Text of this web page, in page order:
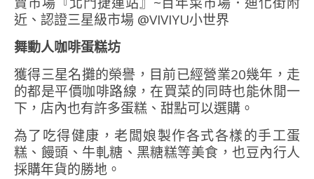
舞動人咖啡蛋糕坊
獲得三星名攤的榮譽，目前已經營業20幾年，走
的都是平價咖啡路線，在買菜的同時也能休閒一
下，店內也有許多蛋糕、甜點可以選購。
為了吃得健康，老闆娘製作各式各樣的手工蛋
糕、饅頭、牛軋糖、黑糖糕等美食，也豆內行人
採購年貨的勝地。